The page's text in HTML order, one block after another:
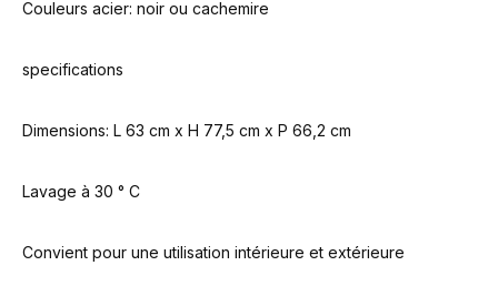
Couleurs acier: noir ou cachemire
specifications
Dimensions: L 63 cm x H 77,5 cm x P 66,2 cm
Lavage à 30 ° C
Convient pour une utilisation intérieure et extérieure